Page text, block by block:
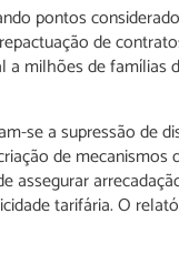
pontos
de
milhões de
se a supressão de
de
assegurar
tarifária. O